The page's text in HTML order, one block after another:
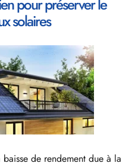
pour préserver le
solaires
de rendement due à la